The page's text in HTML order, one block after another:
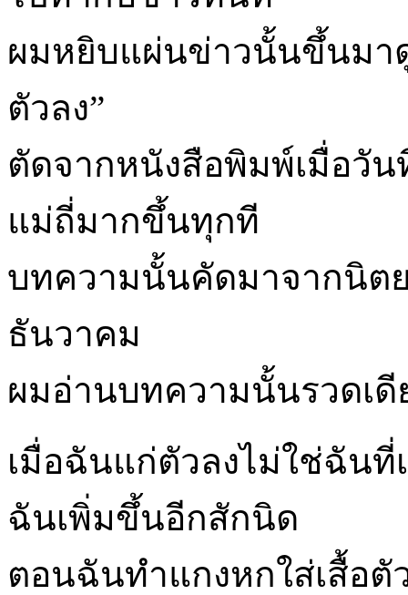
ผมหยิบแผ่นข่าวนั้นขึ้นมา
ตัวลง”
ตัดจากหนังสือพิมพ์เมื่อวัน
แม่ถี่มากขึ้นทุกที
บทความนั้นคัดมาจากนิต
ธันวาคม
ผมอ่านบทความนั้นรวดเดี
เมื่อฉันแก่ตัวลงไม่ใช่ฉัน
ฉันเพิ่มขึ้นอีกสักนิด
ตอนฉันทำแกงหกใส่เสื้อตั